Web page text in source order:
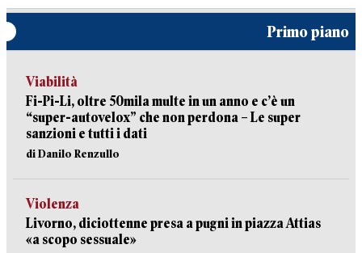
Primo piano
Viabilità
Fi-Pi-Li, oltre 50mila multe in un anno e c’è un
“super-autovelox” che non perdona – Le super
sanzioni e tutti i dati
di Danilo Renzullo
Violenza
Livorno, diciottenne presa a pugni in piazza Attias
«a scopo sessuale»